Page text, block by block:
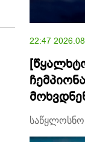
22:47
საწყლოსნო